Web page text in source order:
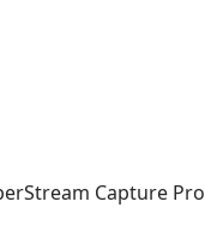
Capture Pro